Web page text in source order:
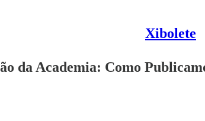
Xibolete
da Academia: Como